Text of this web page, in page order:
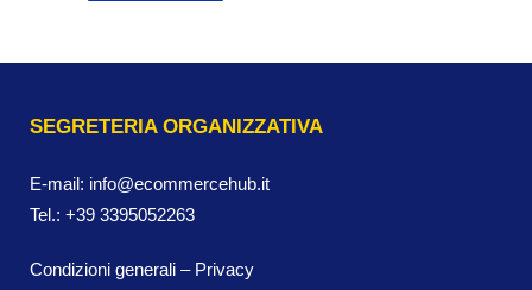
SEGRETERIA ORGANIZZATIVA
E-mail: info@ecommercehub.it
Tel.: +39 3395052263
Condizioni generali – Privacy